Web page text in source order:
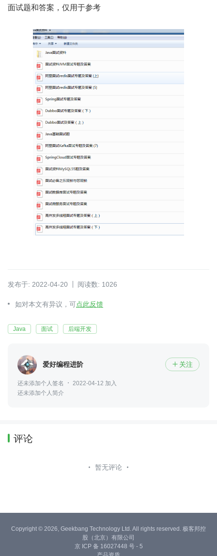
面试题和答案，仅用于参考
发布于: 2022-04-20 阅读数: 1026
如对本文有异议，可点此反馈
Java 面试 后端开发
爱好编程进阶  关注
还未添加个人签名
2022-04-12 加入
还未添加个人简介
评论
暂无评论
Copyright © 2026, Geekbang Technology Ltd. All rights reserved. 极客邦控
股（北京）有限公司
京 ICP 备 16027448 号 - 5